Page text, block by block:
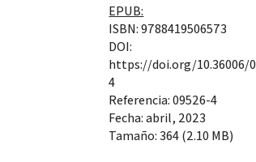
EPUB:
ISBN: 9788419506573
DOI:
https://doi.org/10.36006/
4
Referencia: 09526-4
Fecha: abril, 2023
Tamaño: 364 (2.10 MB)